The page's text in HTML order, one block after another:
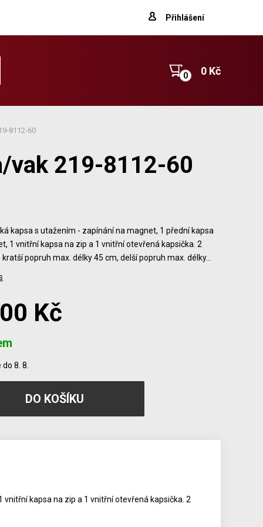
Přihlášení
0 Kč
8112-60
vak 219-8112-60
kapsa s utažením - zapínání na magnet, 1 přední kapsa
1 vnitřní kapsa na zip a 1 vnitřní otevřená kapsička. 2
popruh max. délky 45 cm, delší popruh max. délky…
Kč
8. 8.
kapsa na zip a 1 vnitřní otevřená kapsička. 2